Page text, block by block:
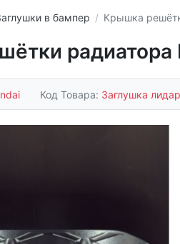
в бампер Крышка
радиатора
Код Товара: Заглушка